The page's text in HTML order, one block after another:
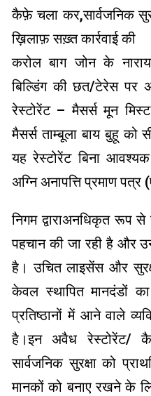
कैफ़े चला कर,सार्वजनिक
ख़िलाफ़ सख़्त कार्रवाई की
करोल बाग जोन के
बिल्डिंग की छत/टेरेस
रेस्टोरेंट – मैसर्स मून
मैसर्स ताम्बूला बाय बुहू को
यह रेस्टोरेंट बिना
अग्नि अनापत्ति प्रमाण
निगम द्वाराअनधिकृत रूप
पहचान की जा रही है और
है। उचित लाइसेंस और
केवल स्थापित मानदंडों
प्रतिष्ठानों में आने वाले
है।इन अवैध रेस्टोरेंट/
सार्वजनिक सुरक्षा को
मानकों को बनाए रखने के